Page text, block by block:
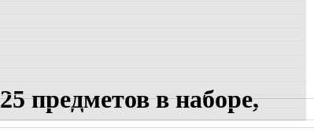
предметов в наборе,